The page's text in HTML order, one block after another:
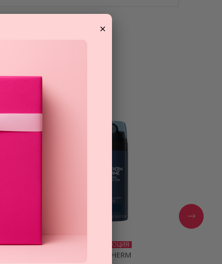
ПРОМОЦИЯ
BIOTHERM
×